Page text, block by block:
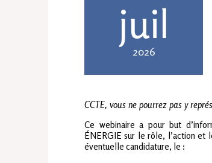
juil
2026
CCTE, vous ne pourrez pas y
Ce webinaire a pour but
ÉNERGIE sur le rôle, l’action et
éventuelle candidature, le :